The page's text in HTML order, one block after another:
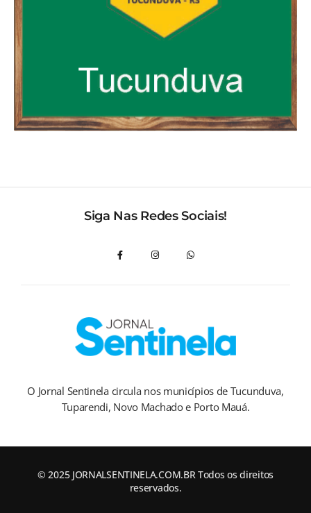
Siga Nas Redes Sociais!
O Jornal Sentinela circula nos municípios de Tucunduva,
Tuparendi, Novo Machado e Porto Mauá.
© 2025 JORNALSENTINELA.COM.BR Todos os direitos
reservados.